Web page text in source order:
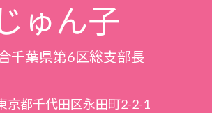
ゅん子
千葉県第6区総支部長
京都千代田区永田町2-2-1